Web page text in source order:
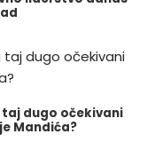
dugo očekivani
Mandića?